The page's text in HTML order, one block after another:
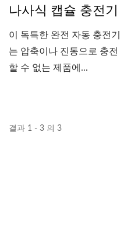
나사식 캡슐 충전기
이 독특한 완전 자동 충전기
는 압축이나 진동으로 충전
할 수 없는 제품에...
결과 1 - 3 의 3